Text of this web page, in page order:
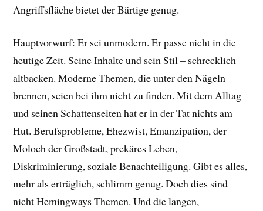
Angriffsfläche bietet der Bärtige genug.
Hauptvorwurf: Er sei unmodern. Er passe nicht in die
heutige Zeit. Seine Inhalte und sein Stil – schrecklich
altbacken. Moderne Themen, die unter den Nägeln
brennen, seien bei ihm nicht zu finden. Mit dem Alltag
und seinen Schattenseiten hat er in der Tat nichts am
Hut. Berufsprobleme, Ehezwist, Emanzipation, der
Moloch der Großstadt, prekäres Leben,
Diskriminierung, soziale Benachteiligung. Gibt es alles,
mehr als erträglich, schlimm genug. Doch dies sind
nicht Hemingways Themen. Und die langen,